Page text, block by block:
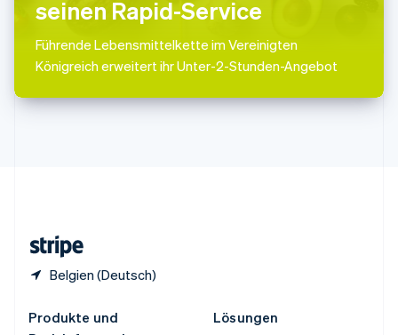
seinen Rapid-Service
Führende Lebensmittelkette im Vereinigten
Königreich erweitert ihr Unter-2-Stunden-Angebot
Belgien (Deutsch)
ไทย English
Tschechische Republik
English
Ungarn
Vereinigte Arabische Emirate
Produkte und
Lösungen